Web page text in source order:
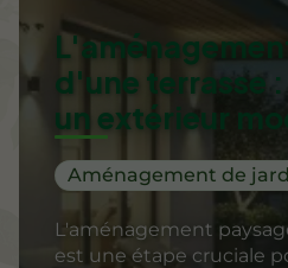
d'une terrasse
un extérieur
Aménagement de
L'aménagement
est une étape cruciale